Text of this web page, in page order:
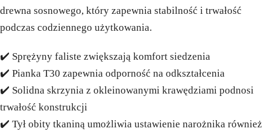
drewna sosnowego, który zapewnia stabilność i trwałość
podczas codziennego użytkowania.
✔️ Sprężyny faliste zwiększają komfort siedzenia
✔️ Pianka T30 zapewnia odporność na odkształcenia
✔️ Solidna skrzynia z okleinowanymi krawędziami podnosi
trwałość konstrukcji
✔️ Tył obity tkaniną umożliwia ustawienie narożnika również